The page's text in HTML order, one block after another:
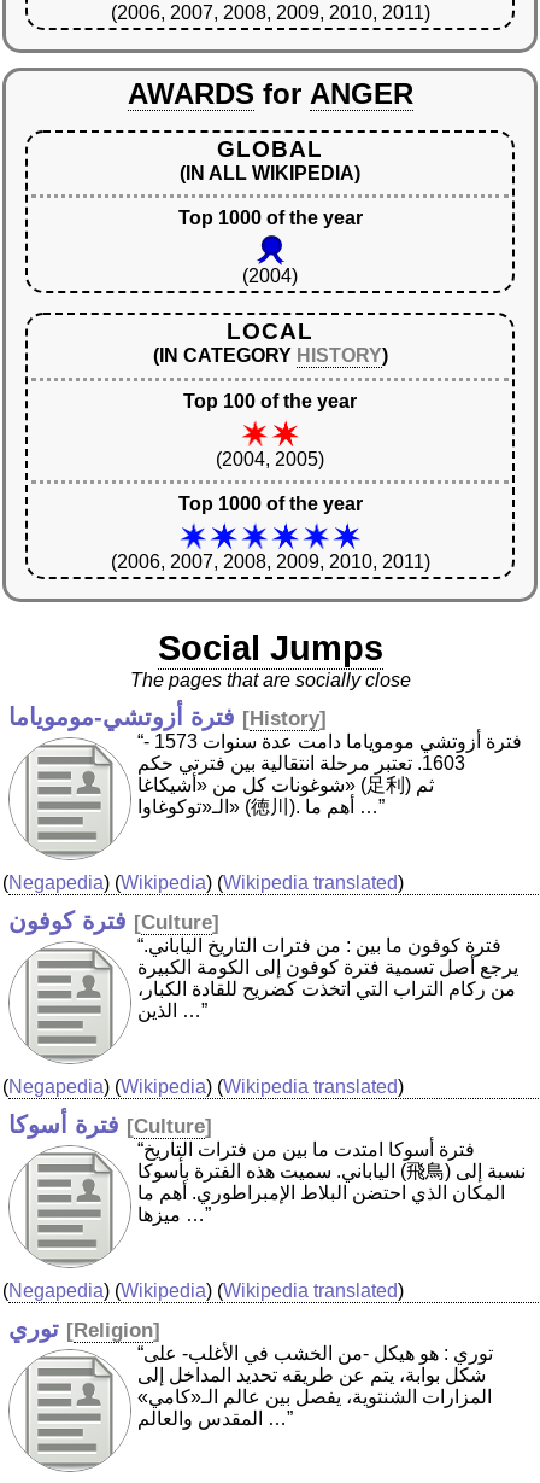
(2006, 2007, 2008, 2009, 2010, 2011)
AWARDS for ANGER
GLOBAL
(IN ALL WIKIPEDIA)
Top 1000 of the year
(2004)
LOCAL
(IN CATEGORY HISTORY)
Top 100 of the year
(2004, 2005)
Top 1000 of the year
(2006, 2007, 2008, 2009, 2010, 2011)
Social Jumps
The pages that are socially close
فترة أزوتشي-موموياما [History]
“فترة أزوتشي موموياما دامت عدة سنوات 1573 -
1603. تعتبر مرحلة انتقالية بين فترتي حكم
شوغونات كل من «أشيكاغا» (足利) ثم
الـ«توكوغاوا» (徳川). أهم ما …”
(Negapedia) (Wikipedia) (Wikipedia translated)
فترة كوفون [Culture]
“فترة كوفون ما بين : من فترات التاريخ الياباني.
يرجع أصل تسمية فترة كوفون إلى الكومة الكبيرة
من ركام التراب التي اتخذت كضريح للقادة الكبار،
الذين …”
(Negapedia) (Wikipedia) (Wikipedia translated)
فترة أسوكا [Culture]
“فترة أسوكا امتدت ما بين من فترات التاريخ
الياباني. سميت هذه الفترة بأسوكا (飛鳥) نسبة إلى
المكان الذي احتضن البلاط الإمبراطوري. أهم ما
ميزها …”
(Negapedia) (Wikipedia) (Wikipedia translated)
توري [Religion]
“توري : هو هيكل -من الخشب في الأغلب- على
شكل بوابة، يتم عن طريقه تحديد المداخل إلى
المزارات الشنتوية، يفصل بين عالم الـ«كامي»
المقدس والعالم …”